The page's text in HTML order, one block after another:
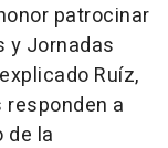
patrocinar
y Jornadas
Ruíz,
a
de la